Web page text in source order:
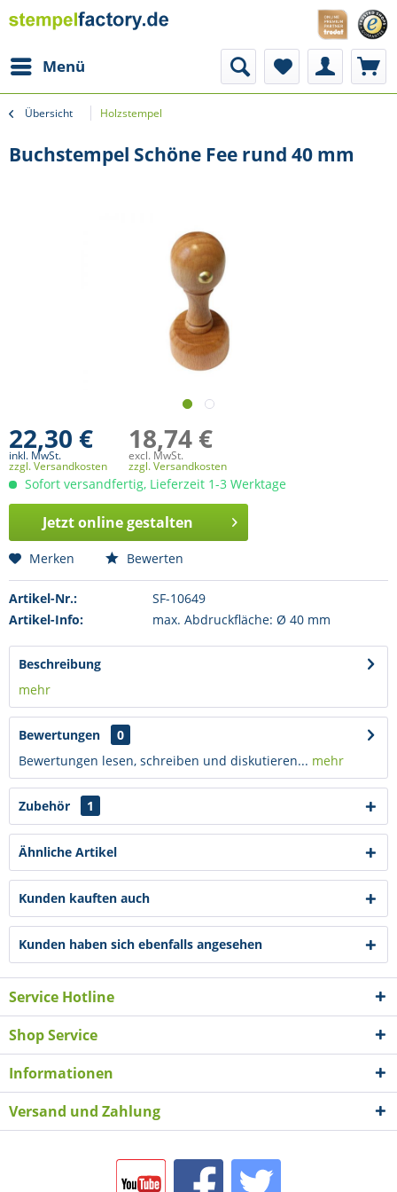
Menü
Übersicht Holzstempel
Buchstempel Schöne Fee rund 40 mm
22,30 €
inkl. MwSt.
zzgl. Versandkosten
18,74 €
excl. MwSt.
zzgl. Versandkosten
Sofort versandfertig, Lieferzeit 1-3 Werktage
Jetzt online gestalten
Merken Bewerten
Artikel-Nr.:
SF-10649
Artikel-Info:
max. Abdruckfläche: Ø 40 mm
Beschreibung
mehr
Bewertungen
0
Bewertungen lesen, schreiben und diskutieren... mehr
Zubehör 1
Ähnliche Artikel
Kunden kauften auch
Kunden haben sich ebenfalls angesehen
Service Hotline
Shop Service
Informationen
Versand und Zahlung